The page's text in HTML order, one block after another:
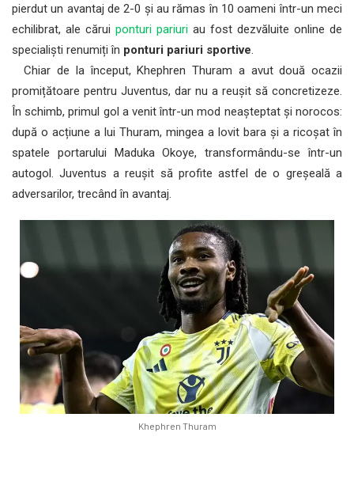
pierdut un avantaj de 2-0 și au rămas în 10 oameni într-un meci
echilibrat, ale cărui ponturi pariuri au fost dezvăluite online de
specialiști renumiți în ponturi pariuri sportive.
Chiar de la început, Khephren Thuram a avut două ocazii
promițătoare pentru Juventus, dar nu a reușit să concretizeze.
În schimb, primul gol a venit într-un mod neașteptat și norocos:
după o acțiune a lui Thuram, mingea a lovit bara și a ricoșat în
spatele portarului Maduka Okoye, transformându-se într-un
autogol. Juventus a reușit să profite astfel de o greșeală a
adversarilor, trecând în avantaj.
Khephren Thuram